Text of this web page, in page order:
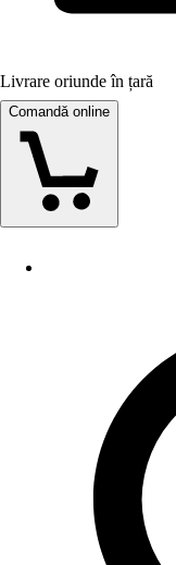
Livrare oriunde în țară
Comandă online